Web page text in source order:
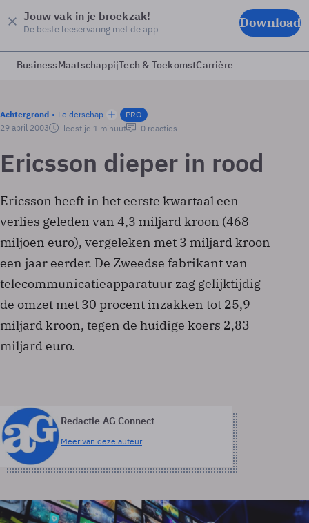
Jouw vak in je broekzak!
De beste leeservaring met de app Download
BusinessMaatschappijTech & ToekomstCarrière
Achtergrond Leiderschap
PRO
29 april 2003
leestijd 1 minuut 0 reacties
Ericsson dieper in rood
Ericsson heeft in het eerste kwartaal een
verlies geleden van 4,3 miljard kroon (468
miljoen euro), vergeleken met 3 miljard kroon
een jaar eerder. De Zweedse fabrikant van
telecommunicatieapparatuur zag gelijktijdig
de omzet met 30 procent inzakken tot 25,9
miljard kroon, tegen de huidige koers 2,83
miljard euro.
Redactie AG Connect
Meer van deze auteur